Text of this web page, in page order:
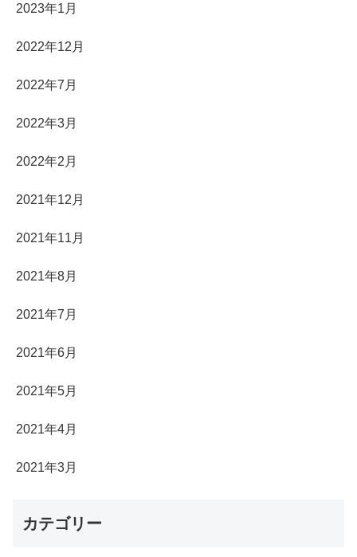
2023年1月
2022年12月
2022年7月
2022年3月
2022年2月
2021年12月
2021年11月
2021年8月
2021年7月
2021年6月
2021年5月
2021年4月
2021年3月
カテゴリー